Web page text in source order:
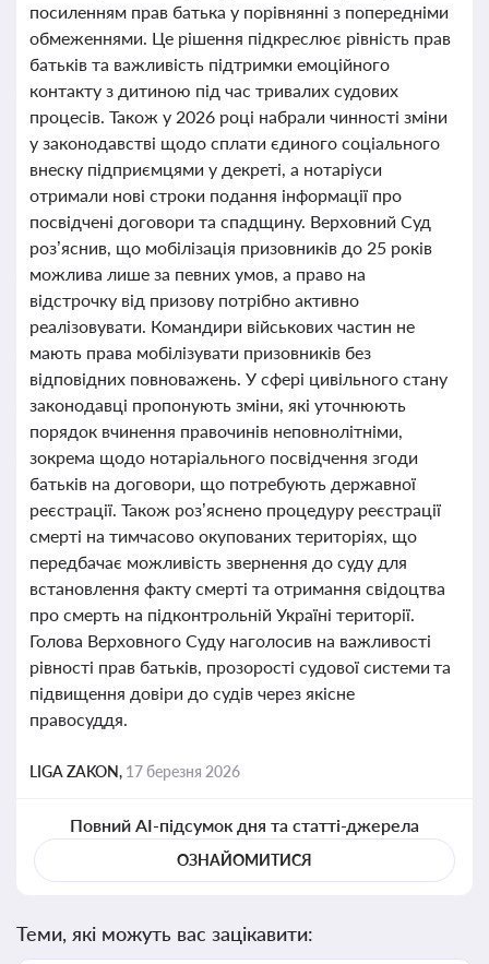
посиленням прав батька у порівнянні з попередніми
обмеженнями. Це рішення підкреслює рівність прав
батьків та важливість підтримки емоційного
контакту з дитиною під час тривалих судових
процесів. Також у 2026 році набрали чинності зміни
у законодавстві щодо сплати єдиного соціального
внеску підприємцями у декреті, а нотаріуси
отримали нові строки подання інформації про
посвідчені договори та спадщину. Верховний Суд
роз’яснив, що мобілізація призовників до 25 років
можлива лише за певних умов, а право на
відстрочку від призову потрібно активно
реалізовувати. Командири військових частин не
мають права мобілізувати призовників без
відповідних повноважень. У сфері цивільного стану
законодавці пропонують зміни, які уточнюють
порядок вчинення правочинів неповнолітніми,
зокрема щодо нотаріального посвідчення згоди
батьків на договори, що потребують державної
реєстрації. Також роз’яснено процедуру реєстрації
смерті на тимчасово окупованих територіях, що
передбачає можливість звернення до суду для
встановлення факту смерті та отримання свідоцтва
про смерть на підконтрольній Україні території.
Голова Верховного Суду наголосив на важливості
рівності прав батьків, прозорості судової системи та
підвищення довіри до судів через якісне
правосуддя.
LIGA ZAKON, 17 березня 2026
Повний AI-підсумок дня та статті-джерела
ОЗНАЙОМИТИСЯ
Теми, які можуть вас зацікавити: